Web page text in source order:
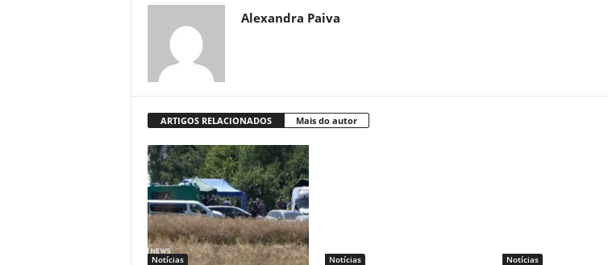
Alexandra Paiva
ARTIGOS RELACIONADOS Mais do autor
Notícias Notícias Notícias